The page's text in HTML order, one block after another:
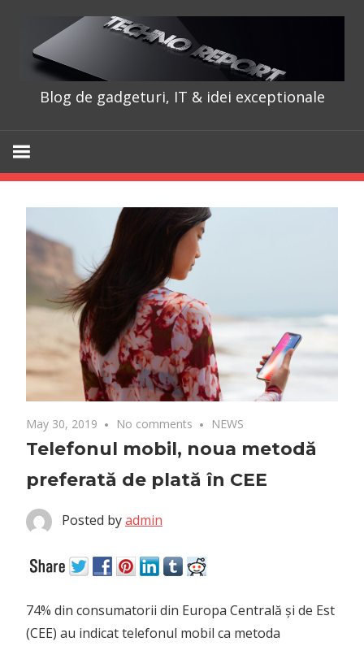
content
Blog de gadgeturi, IT & idei exceptionale
May 30, 2019 No comments NEWS
Telefonul mobil, noua metodă
preferată de plată în CEE
Posted byadmin
74% din consumatorii din Europa Centrală și de Est
(CEE) au indicat telefonul mobil ca metoda